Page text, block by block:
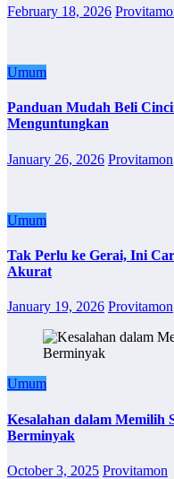
February 18, 2026
Umum
Panduan Mudah Beli
Menguntungkan
January 26, 2026 Provitamon
Umum
Tak Perlu ke Gerai, Ini
Akurat
January 19, 2026 Provitamon
Umum
Kesalahan dalam
Berminyak
October 3, 2025 Provitamon